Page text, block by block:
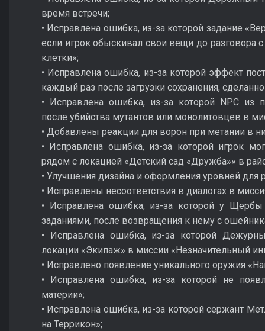
время встречи;
• Исправлена ошибка, из-за которой задание
если игрок обыскивал свои вещи до
клетки»;
• Исправлена ошибка, из-за которой эффект
каждый раз после загрузки сохранения,
• Исправлена ошибка, из-за которой NPC из
после убийства мутантов или монолитовцев в
• Добавлены реакции для ворон при метании в
• Исправлена ошибка, из-за которой игрок
рядом с локацией «Детский сад «Дружба»» в
• Улучшения дизайна и оформления уровней для
• Исправлены несоответствия в диалогах в
• Исправлена ошибка, из-за которой у Щербы
заданиями, после возвращения к нему с
• Исправлена ошибка, из-за которой
локации «Экипаж» в миссии «Незначительный
• Исправлено появление уникального оружия
• Исправлена ошибка, из-за которой не
материи»;
• Исправлена ошибка, из-за которой сержант
на Террикон»;